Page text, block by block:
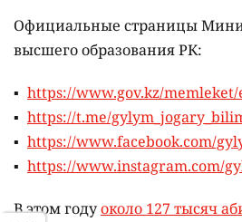
Официальные страницы
высшего образования РК:
https://www.gov.kz/
https://t.me/
https://www.facebook.com/
https://www.instagram.com/
В этом годуоколо 127 тысяч